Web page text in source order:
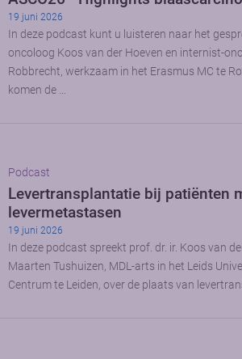
19 juni 2026
In deze podcast kunt u luisteren naar het
oncoloog Koos van der Hoeven en internist-
Robbrecht, werkzaam in het Erasmus MC te
komen de …
Podcast
Levertransplantatie bij patiënten
levermetastasen
19 juni 2026
In deze podcast spreekt prof. dr. ir. Koos van
Maarten Tushuizen, MDL-arts in het Leids
Centrum te Leiden, over de plaats van